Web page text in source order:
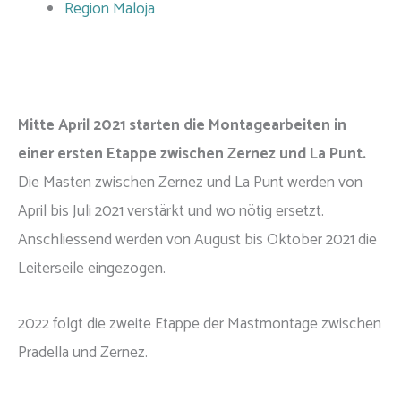
Region Maloja
Mitte April 2021 starten die Montagearbeiten in
einer ersten Etappe zwischen Zernez und La Punt.
Die Masten zwischen Zernez und La Punt werden von
April bis Juli 2021 verstärkt und wo nötig ersetzt.
Anschliessend werden von August bis Oktober 2021 die
Leiterseile eingezogen.
2022 folgt die zweite Etappe der Mastmontage zwischen
Pradella und Zernez.